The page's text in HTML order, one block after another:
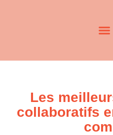
Les
collaboratifs